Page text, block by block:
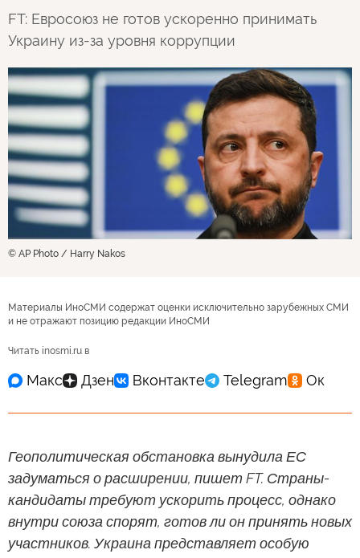
FT: Евросоюз не готов ускоренно принимать
Украину из-за уровня коррупции
© AP Photo / Harry Nakos
Материалы ИноСМИ содержат оценки исключительно зарубежных СМИ
и не отражают позицию редакции ИноСМИ
Читать inosmi.ru в
Геополитическая обстановка вынудила ЕС
задуматься о расширении, пишет FT. Страны-
кандидаты требуют ускорить процесс, однако
внутри союза спорят, готов ли он принять новых
участников. Украина представляет особую